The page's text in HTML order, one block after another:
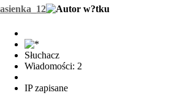
asienka_12
Słuchacz
Wiadomości: 2
IP zapisane